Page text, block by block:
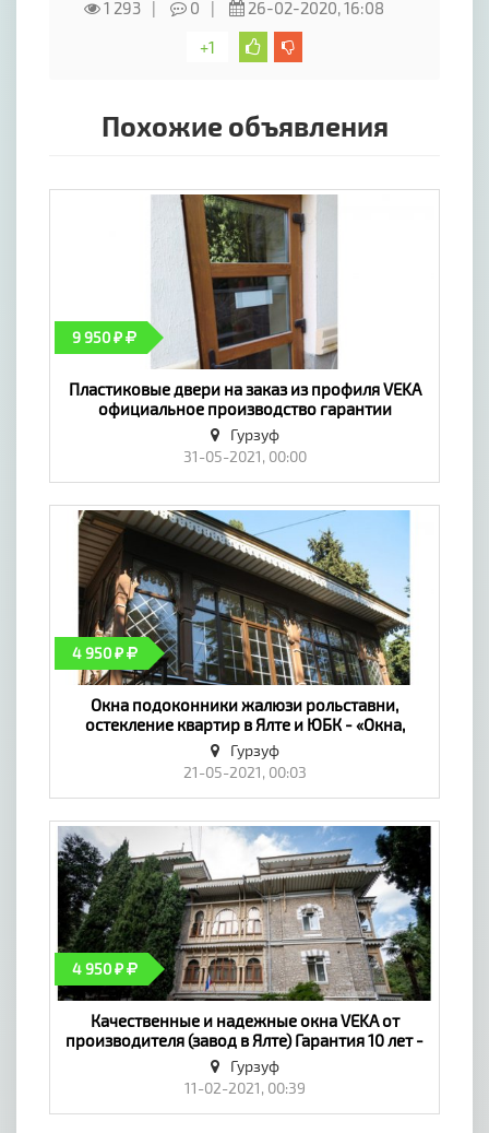
себестоимости - без замера и монтажа до
1 293 0
26-02-2020, 16:08
+1
Похожие объявления
9 950 ₽
Пластиковые двери на заказ из профиля VEKA
официальное производство гарантии
договор - «Окна, двери, балконы»
Гурзуф
31-05-2021, 00:00
4 950 ₽
Окна подоконники жалюзи рольставни,
остекление квартир в Ялте и ЮБК - «Окна,
двери, балконы»
Гурзуф
21-05-2021, 00:03
4 950 ₽
Качественные и надежные окна VEKA от
производителя (завод в Ялте) Гарантия 10 лет -
«Окна, двери, балконы»
Гурзуф
11-02-2021, 00:39